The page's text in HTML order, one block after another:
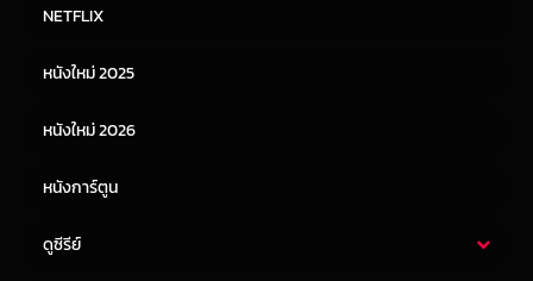
หนังจีน
NETFLIX
หนังใหม่ 2025
หนังใหม่ 2026
หนังการ์ตูน
ดูซีรีย์